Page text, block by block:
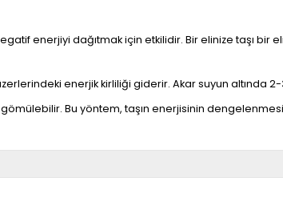
enerjiyi dağıtmak için etkilidir. Bir elinize taşı bir
enerjik kirliliği giderir. Akar suyun altında 2-
Bu yöntem, taşın enerjisinin